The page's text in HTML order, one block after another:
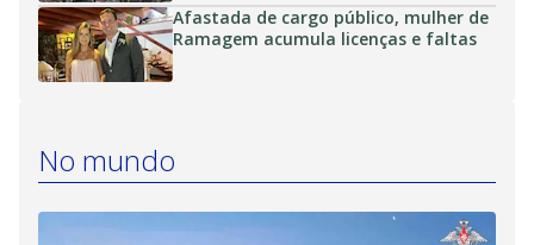
Afastada de cargo público, mulher de
Ramagem acumula licenças e faltas
No mundo